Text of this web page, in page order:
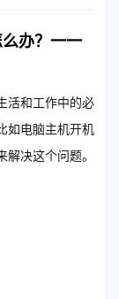
办？一一
活和工作中的必
如电脑主机开机
决这个问题。